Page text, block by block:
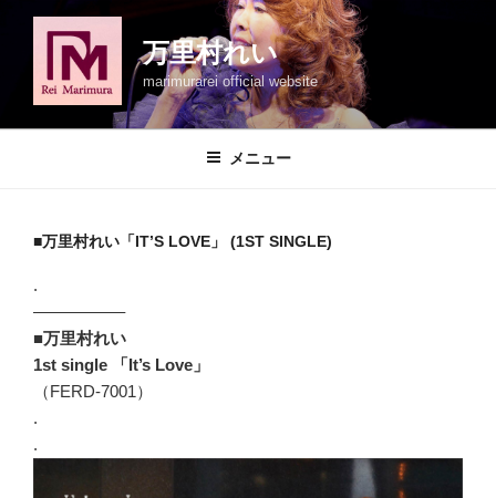
万里村れい
marimurarei official website
メニュー
■万里村れい「IT’S LOVE」 (1ST SINGLE)
.
—————–
■万里村れい
1st single 「It’s Love」
（FERD-7001）
.
.